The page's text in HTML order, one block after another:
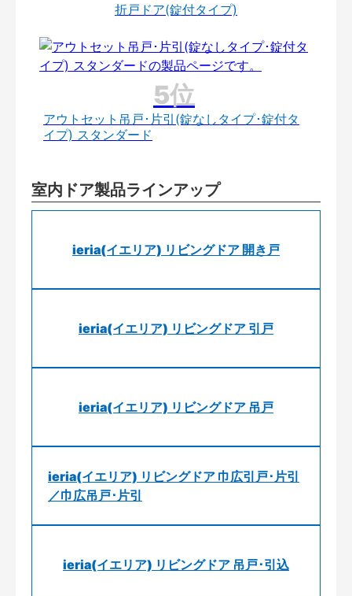
折戸ドア(錠付タイプ)
アウトセット吊戸･片引(錠なしタイプ･錠付タ
イプ) スタンダード
室内ドア製品ラインアップ
ieria(イエリア) リビングドア 開き戸
ieria(イエリア) リビングドア 引戸
ieria(イエリア) リビングドア 吊戸
ieria(イエリア) リビングドア 巾広引戸･片引
／巾広吊戸･片引
ieria(イエリア) リビングドア 吊戸･引込